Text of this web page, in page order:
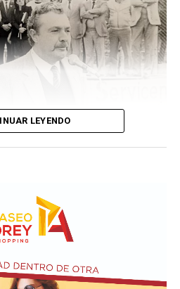
cumplen 38 años de la
intendente de Necochea,
de Quequén.
LEYENDO